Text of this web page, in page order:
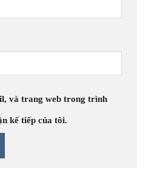
và trang web trong trình
kế tiếp của tôi.